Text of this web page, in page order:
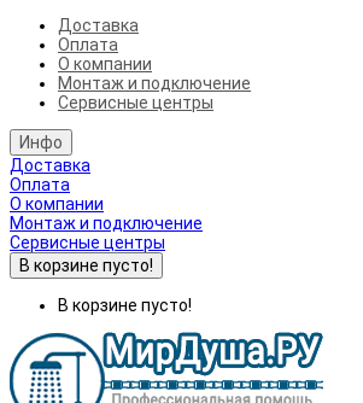
Доставка
Оплата
О компании
Монтаж и подключение
Сервисные центры
Инфо
Доставка
Оплата
О компании
Монтаж и подключение
Сервисные центры
В корзине пусто!
В корзине пусто!